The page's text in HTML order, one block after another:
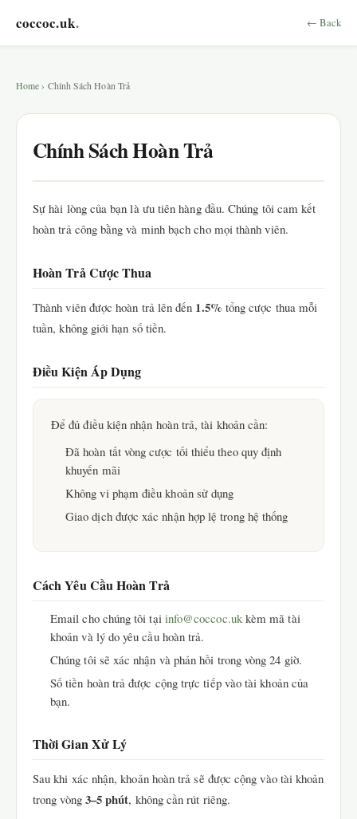
coccoc.uk. ← Back
Home › Chính Sách Hoàn Trả
Chính Sách Hoàn Trả
Sự hài lòng của bạn là ưu tiên hàng đầu. Chúng tôi cam kết
hoàn trả công bằng và minh bạch cho mọi thành viên.
Hoàn Trả Cược Thua
Thành viên được hoàn trả lên đến 1.5% tổng cược thua mỗi
tuần, không giới hạn số tiền.
Điều Kiện Áp Dụng
Để đủ điều kiện nhận hoàn trả, tài khoản cần:
Đã hoàn tất vòng cược tối thiểu theo quy định
khuyến mãi
Không vi phạm điều khoản sử dụng
Giao dịch được xác nhận hợp lệ trong hệ thống
Cách Yêu Cầu Hoàn Trả
Email cho chúng tôi tại info@coccoc.ukkèm mã tài
khoản và lý do yêu cầu hoàn trả.
Chúng tôi sẽ xác nhận và phản hồi trong vòng 24 giờ.
Số tiền hoàn trả được cộng trực tiếp vào tài khoản của
bạn.
Thời Gian Xử Lý
Sau khi xác nhận, khoản hoàn trả sẽ được cộng vào tài khoản
trong vòng 3–5 phút, không cần rút riêng.